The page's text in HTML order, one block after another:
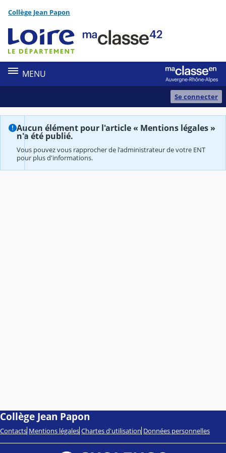
Contenu
Collège Jean Papon
MENU
Se connecter
Aucun élément pour l'article « Mentions légales »
n'a été publié.
Vous pouvez vous rapprocher de l'administrateur de votre ENT
pour plus d'informations.
Collège Jean Papon
Contacts Mentions légales Chartes d'utilisation Données personnelles